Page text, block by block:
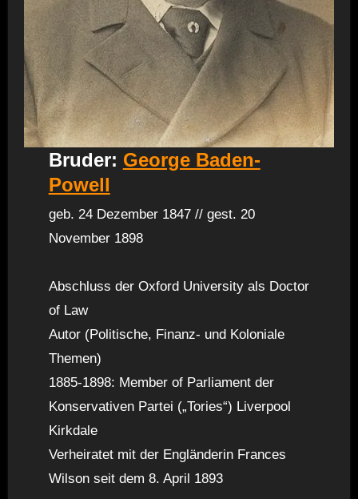
Bruder: George Baden-
Powell
geb. 24 Dezember 1847 // gest. 20
November 1898
Abschluss der Oxford University als Doctor
of Law
Autor (Politische, Finanz- und Koloniale
Themen)
1885-1898: Member of Parliament der
Konservativen Partei („Tories“) Liverpool
Kirkdale
Verheiratet mit der Engländerin Frances
Wilson seit dem 8. April 1893